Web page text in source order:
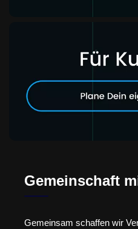
Gemeinschaft
Gemeinsam schaffen wir